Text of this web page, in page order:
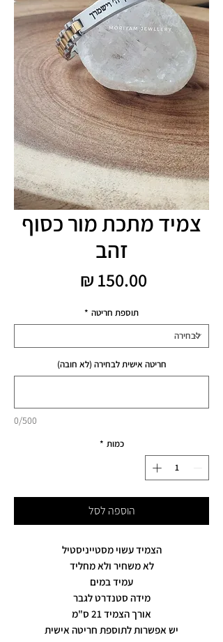
צמיד מתכת מור כסוף
זהב
תוספת חריטה *
חריטה אישית לבחירה (לא חובה)
0/500
כמות *
הוספה לסל
הצמיד עשוי מסטייניסטיל
לא משחיר ולא מחליד
עמיד במים
מידה סטנדרט לגבר
אורך הצמיד 21 ס"מ
יש אפשרות לתוספת חריטה אישית